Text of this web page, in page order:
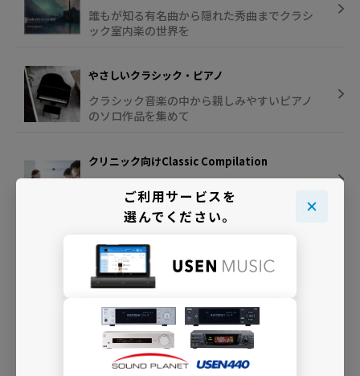
誰もが知る有名曲から隠れた秀曲までクラシ
ック室内楽の世界を
やさしいクラシック・ピアノ
クラシック音楽の中から親しみやすいピアノ
のソロ作品を集めて
クリニック向けClassic Compilation
ックを集めて
クラシック・ステーション
T.P.O.に合わせたクラシック選曲で1日の流れ
を演出
ご利用サービスを
選んでください。